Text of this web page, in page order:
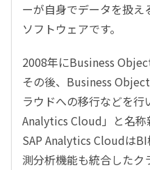
ーが自身でデータを扱え
ソフトウェアです。
2008年にBusiness
その後、 Business
ラウドへの移行などを行
Analytics Cloud 」と名
SAP Analytics CloudはBI
測分析機能も統合したク